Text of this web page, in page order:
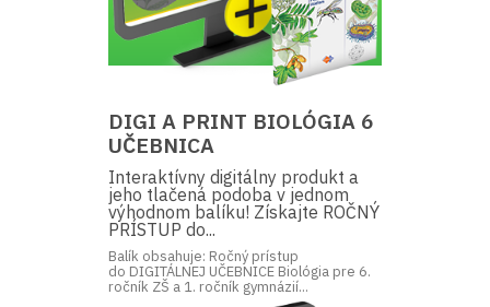
DIGI A PRINT BIOLÓGIA 6
UČEBNICA
Interaktívny digitálny produkt a
jeho tlačená podoba v jednom
výhodnom balíku! Získajte ROČNÝ
PRÍSTUP do...
Balík obsahuje: Ročný prístup
do DIGITÁLNEJ UČEBNICE Biológia pre 6.
ročník ZŠ a 1. ročník gymnázií...